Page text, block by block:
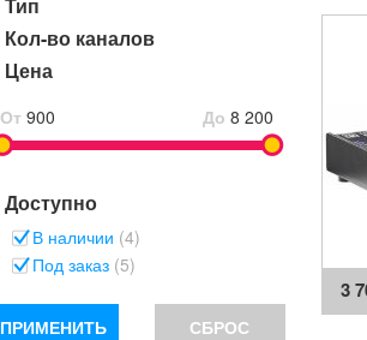
Кол-во каналов
Цена
От 900 До 8 200
Доступно
В наличии (4)
Под заказ (5)
ПРИМЕНИТЬ СБРОС
3